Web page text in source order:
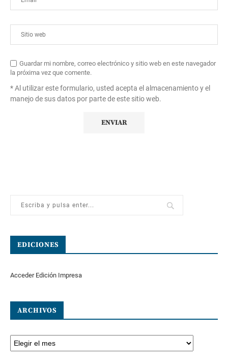
Guardar mi nombre, correo electrónico y sitio web en este navegador
la próxima vez que comente.
* Al utilizar este formulario, usted acepta el almacenamiento y el
manejo de sus datos por parte de este sitio web.
EDICIONES
Acceder Edición Impresa
ARCHIVOS